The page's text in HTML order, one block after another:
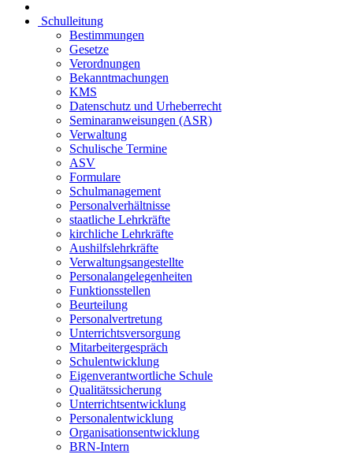
Schulleitung
Bestimmungen
Gesetze
Verordnungen
Bekanntmachungen
KMS
Datenschutz und Urheberrecht
Seminaranweisungen (ASR)
Verwaltung
Schulische Termine
ASV
Formulare
Schulmanagement
Personalverhältnisse
staatliche Lehrkräfte
kirchliche Lehrkräfte
Aushilfslehrkräfte
Verwaltungsangestellte
Personalangelegenheiten
Funktionsstellen
Beurteilung
Personalvertretung
Unterrichtsversorgung
Mitarbeitergespräch
Schulentwicklung
Eigenverantwortliche Schule
Qualitätssicherung
Unterrichtsentwicklung
Personalentwicklung
Organisationsentwicklung
BRN-Intern